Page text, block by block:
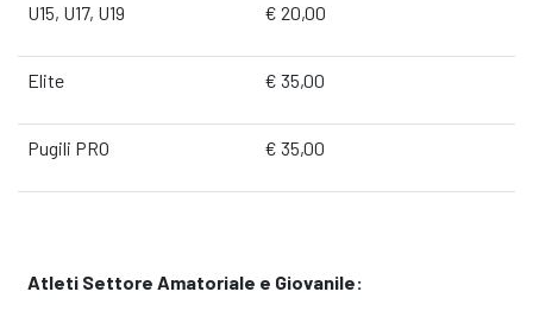
U15, U17, U19 € 20,00
Elite € 35,00
Pugili PRO € 35,00
Atleti Settore Amatoriale e Giovanile: